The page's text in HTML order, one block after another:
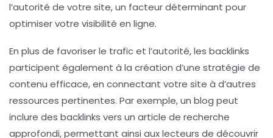
l’autorité de votre site, un facteur déterminant pour
optimiser votre visibilité en ligne.
En plus de favoriser le trafic et l’autorité, les backlinks
participent également à la création d’une stratégie de
contenu efficace, en connectant votre site à d’autres
ressources pertinentes. Par exemple, un blog peut
inclure des backlinks vers un article de recherche
approfondi, permettant ainsi aux lecteurs de découvrir